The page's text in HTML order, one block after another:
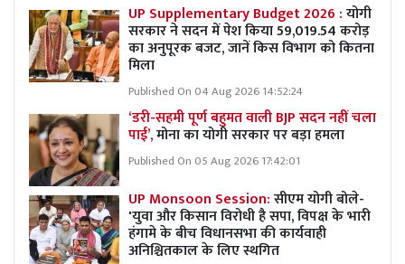
UP Supplementary Budget 2026 :योगी
सरकार ने सदन में पेश किया 59,019.54 करोड़
का अनुपूरक बजट, जानें किस विभाग को कितना
मिला
Published On 04 Aug 2026 14:52:24
‘डरी-सहमी पूर्ण बहुमत वाली BJP सदन नहीं चला
पाई’,मोना का योगी सरकार पर बड़ा हमला
Published On 05 Aug 2026 17:42:01
UP Monsoon Session:सीएम योगी बोले-
'युवा और किसान विरोधी है सपा, विपक्ष के भारी
हंगामे के बीच विधानसभा की कार्यवाही
अनिश्चितकाल के लिए स्थगित